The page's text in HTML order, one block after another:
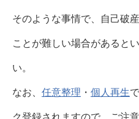
そのような事情で、自己破
ことが難しい場合があると
い。
なお、 任意整理 ・ 個人再生
ク登録されますので、ご注意